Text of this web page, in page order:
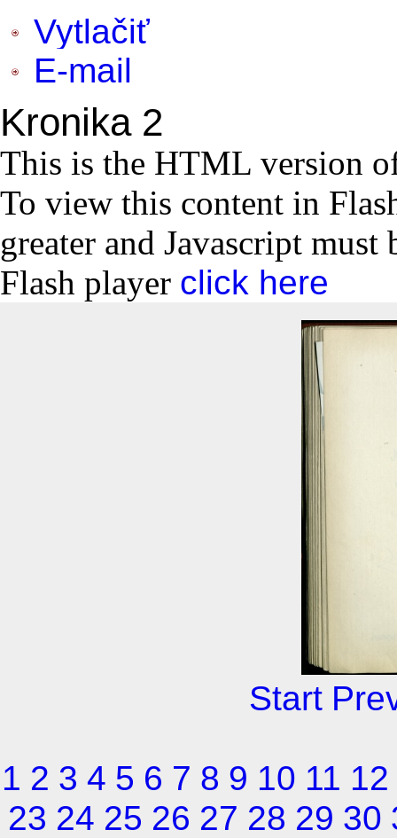
Vytlačiť
E-mail
Kronika 2
This is the HTML version
To view this content in
greater and Javascript
Flash player click here
Start
1 2 3 4 5 6 7 8 9 10 11 12
23 24 25 26 27 28 29 30